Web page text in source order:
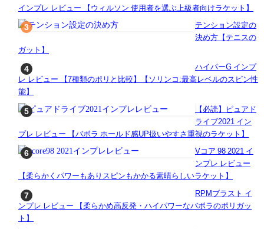
インプレ レビュー 【ウィルソン 使用者を選ぶ上級者向けラケット】
テンション設定の
決め方【テニスの
ガット】
ハイパーG インプ
レ レビュー 【7種類のポリと比較】【ソリンコ:最高レベルのスピン性
能】
【必読】ピュアド
ライブ2021 イン
プレ レビュー 【バボラ ホールド感UP扱いやすさ重視のラケット】
Vコア 98 2021 イ
ンプレ レビュー
【柔らかくパワーもありスピンもかかる素晴らしいラケット】
RPMブラスト イ
ンプレ レビュー 【柔らかめ高反発・ハイパワーなバボラのポリガッ
ト】